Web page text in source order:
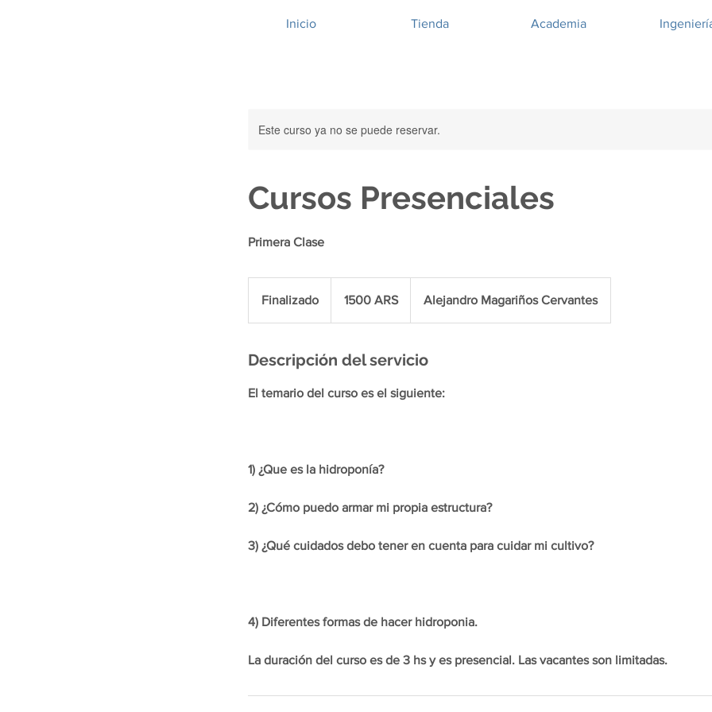
Inicio Tienda Academia
Este curso ya no se puede reservar.
Cursos Presenciales
Primera Clase
Finalizado
a
i
o
argentinos
1500 ARS Alejandro Magariños Cervantes
Descripción del servicio
El temario del curso es el siguiente:
1) ¿Que es la hidroponía?
2) ¿Cómo puedo armar mi propia estructura?
3) ¿Qué cuidados debo tener en cuenta para cuidar mi cultivo?
4) Diferentes formas de hacer hidroponia.
La duración del curso es de 3 hs y es presencial. Las vacantes son limitadas.